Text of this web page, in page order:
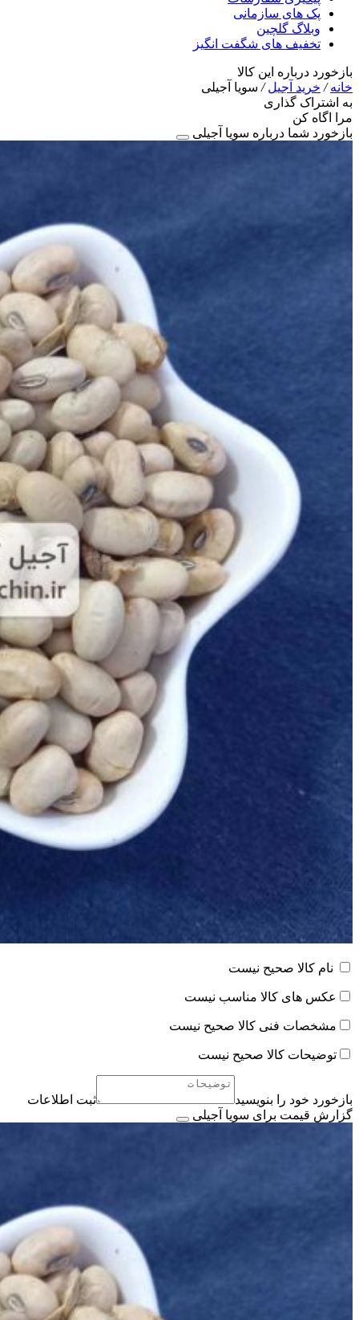
پک های سازمانی
وبلاگ گلچین
تخفیف های شگفت انگیز
بازخورد درباره این کالا
خانه/ خرید آجیل/ سویا آجیلی
به اشتراک گذاری
مرا اگاه کن
بازخورد شما درباره سویا آجیلی
نام کالا صحیح نیست
عکس های کالا مناسب نیست
مشخصات فنی کالا صحیح نیست
توضیحات کالا صحیح نیست
بازخورد خود را بنویسید
ثبت اطلاعات
گزارش قیمت برای سویا آجیلی